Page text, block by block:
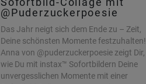
@Puderzuckerpoesie
Das Jahr neigt sich dem Ende zu – Zeit,
Deine schönsten Momente festzuhalten!
Anna von @puderzuckerpoesie zeigt Dir,
wie Du mit instax™ Sofortbildern Deine
unvergesslichen Momente mit einer